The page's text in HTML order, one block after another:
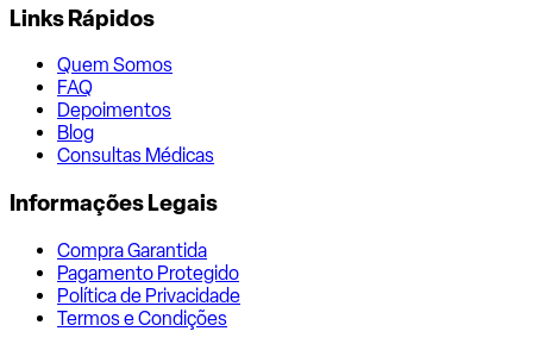
Links Rápidos
Quem Somos
FAQ
Depoimentos
Blog
Consultas Médicas
Informações Legais
Compra Garantida
Pagamento Protegido
Política de Privacidade
Termos e Condições